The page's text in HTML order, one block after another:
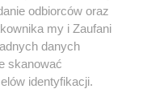
Youtube
odbiorców oraz
my i Zaufani
danych
skanować
identyfikacji.